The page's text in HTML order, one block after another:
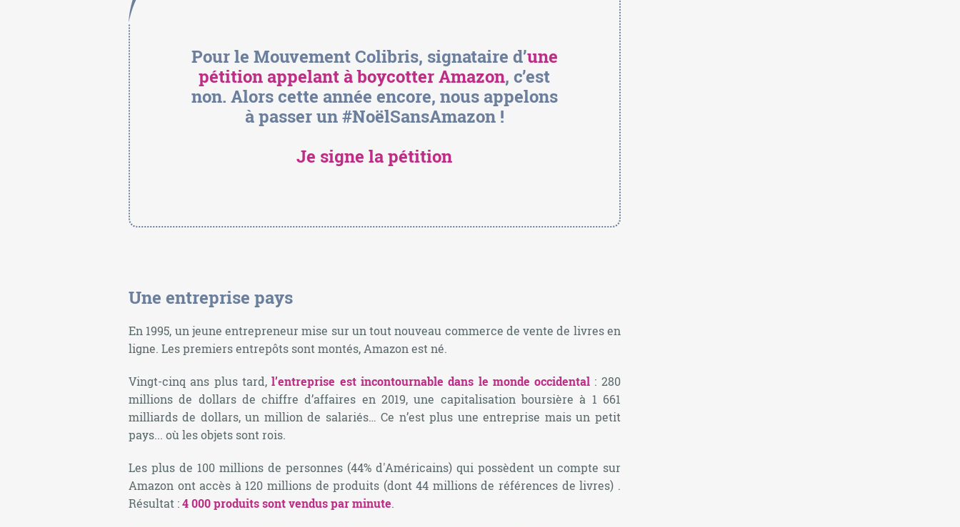
Pour le Mouvement Colibris, signataire d’une
pétition appelant à boycotter Amazon, c’est
non. Alors cette année encore, nous appelons
à passer un#NoëlSansAmazon!
Je signe la pétition
Une entreprise pays
En 1995, un jeune entrepreneur mise sur un tout nouveau commerce de vente de livres en
ligne. Les premiers entrepôts sont montés, Amazon est né.
Vingt-cinq ans plus tard,l’entreprise est incontournable dans le monde occidental : 280
millions de dollars de chiffre d’affaires en 2019, une capitalisation boursière à 1 661
milliards de dollars, un million de salariés… Ce n’est plus une entreprise mais un petit
pays... où les objets sont rois.
Les plus de 100 millions de personnes (44% d'Américains) qui possèdent un compte sur
Amazon ont accès à 120 millions de produits (dont 44 millions de références de livres) .
Résultat :4 000 produits sont vendus par minute.